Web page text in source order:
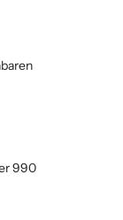
990